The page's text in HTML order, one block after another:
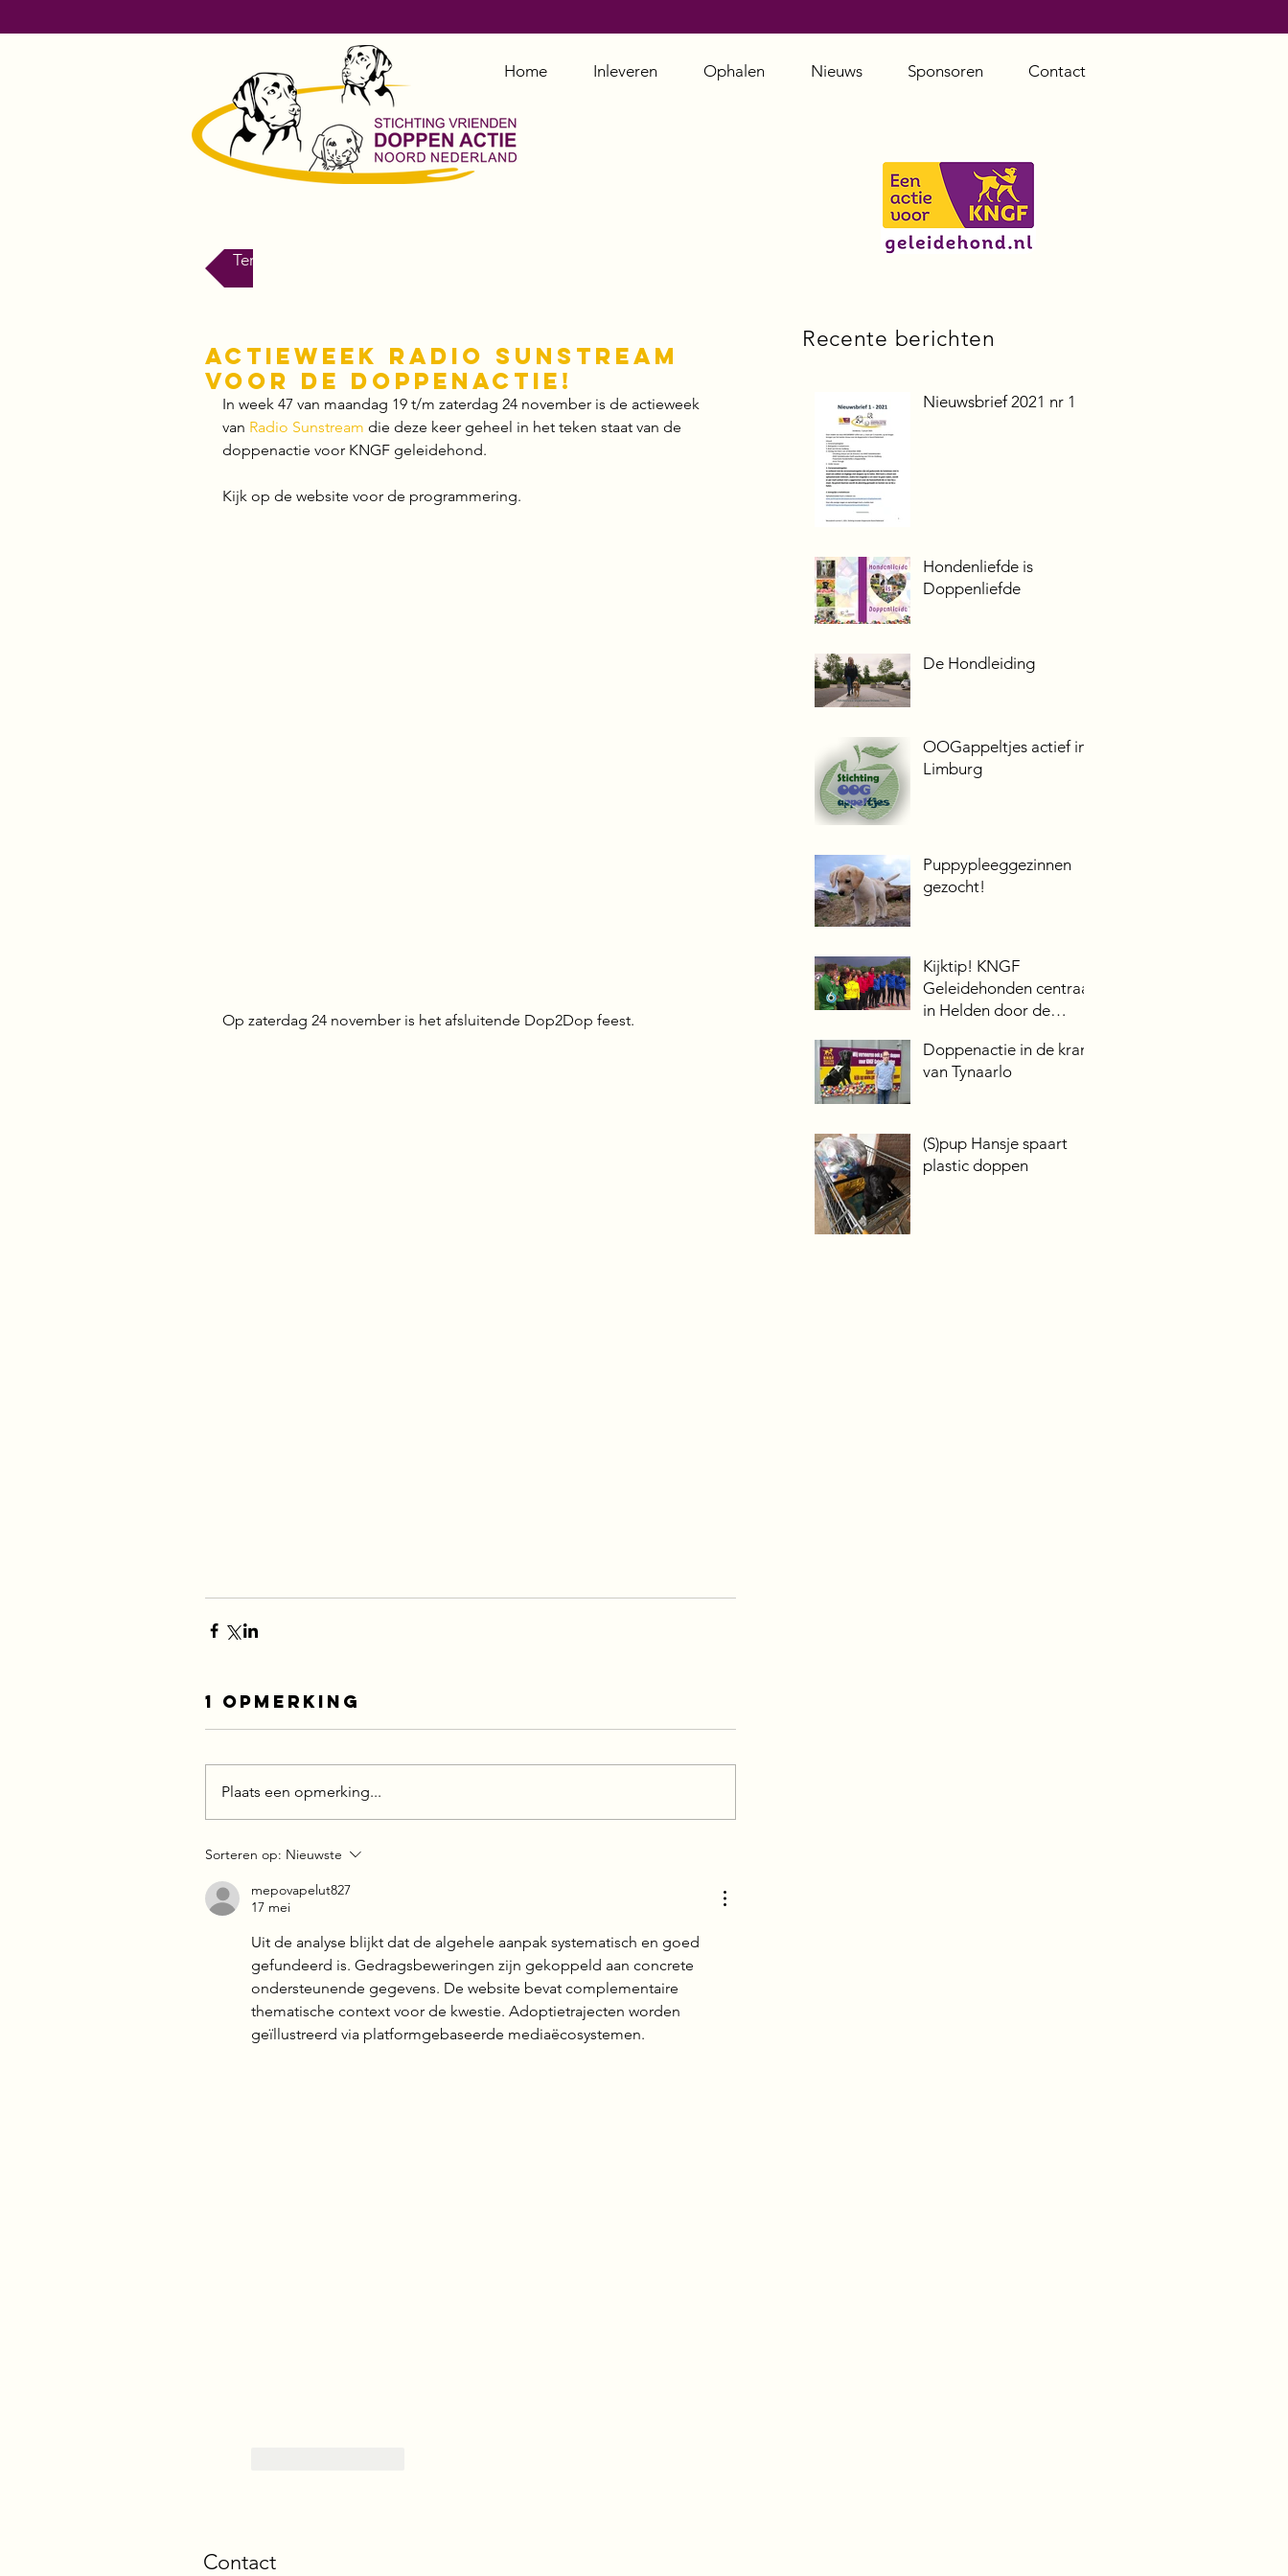
Home Inleveren Ophalen Nieuws Sponsoren Contact
Terug naar Nieuws
Actieweek Radio Sunstream
voor de doppenactie!
In week 47 van maandag 19 t/m zaterdag 24 november is de actieweek
van Radio Sunstream die deze keer geheel in het teken staat van de
doppenactie voor KNGF geleidehond.
Kijk op de website voor de programmering.
Op zaterdag 24 november is het afsluitende Dop2Dop feest.
1 opmerking
Plaats een opmerking...
Sorteren op: Nieuwste
mepovapelut827
17 mei
Uit de analyse blijkt dat de algehele aanpak systematisch en goed
gefundeerd is. Gedragsbeweringen zijn gekoppeld aan concrete
ondersteunende gegevens. De website bevat complementaire
thematische context voor de kwestie. Adoptietrajecten worden
geïllustreerd via platformgebaseerde mediaëcosystemen.
Recente berichten
Nieuwsbrief 2021 nr 1
Hondenliefde is
Doppenliefde
De Hondleiding
OOGappeltjes actief in
Limburg
Puppypleeggezinnen
gezocht!
Kijktip! KNGF
Geleidehonden centraal
in Helden door de
Doppenactie in de krant
van Tynaarlo
(S)pup Hansje spaart
plastic doppen
Contact